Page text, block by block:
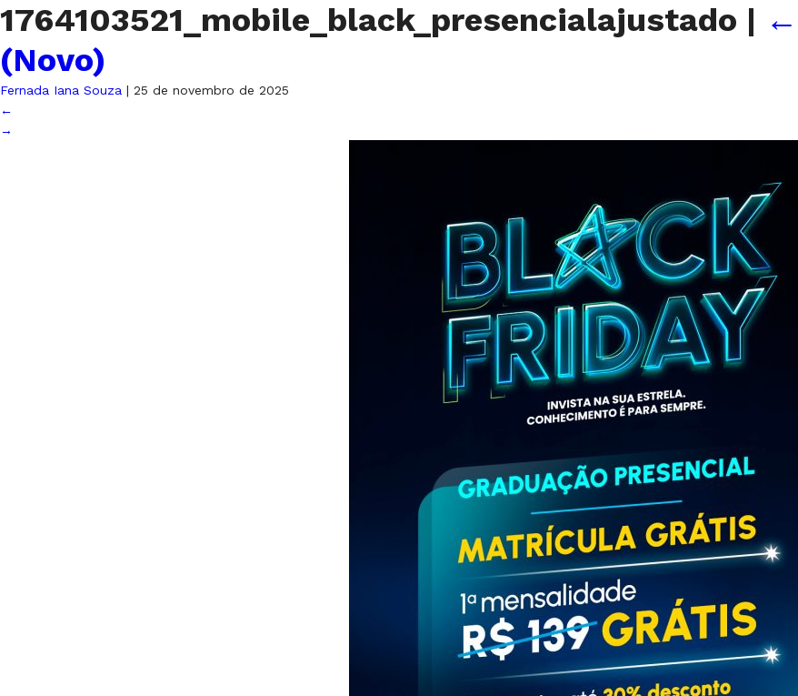
1764103521_mobile_black_presencialajustado | ←
(Novo)
Fernada Iana Souza | 25 de novembro de 2025
←
→